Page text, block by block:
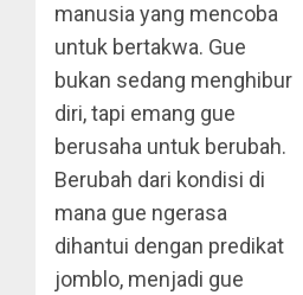
manusia yang mencoba
untuk bertakwa. Gue
bukan sedang menghibur
diri, tapi emang gue
berusaha untuk berubah.
Berubah dari kondisi di
mana gue ngerasa
dihantui dengan predikat
jomblo, menjadi gue